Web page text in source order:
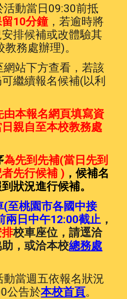
動當日09:30前抵
10分鐘，若逾時將
排候補或改體驗其
務處辦理)。
站下方查看，若該
繼續報名候補(以利
由本報名網頁填寫資
親自至本校教務處
為先到先補(當日先到
先行候補 ) ，候補名
狀況進行候補。
(至桃園市各國中接
兩日中午12:00截止 ，
校車座位，請逕洽
，或洽本校總務處
當週五依報名狀況
公告於本校首頁。